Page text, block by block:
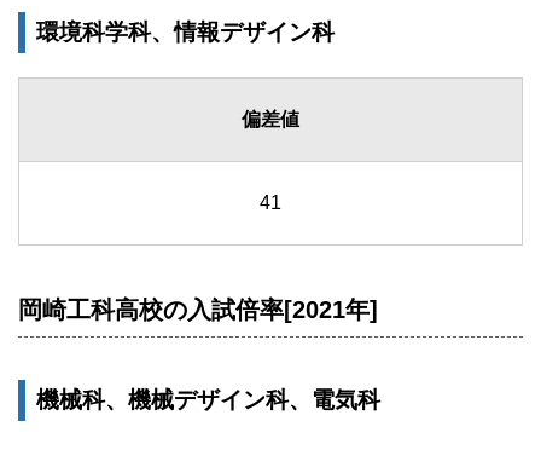
環境科学科、情報デザイン科
偏差値
41
岡崎工科高校の入試倍率[2021年]
機械科、機械デザイン科、電気科